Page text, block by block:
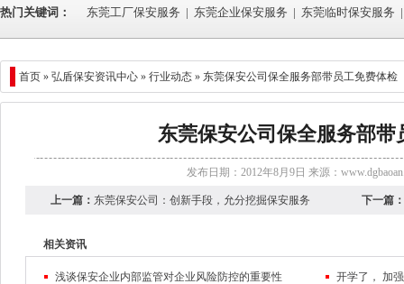
热门关键词： 东莞工厂保安服务 | 东莞企业保安服务 | 东莞临时保安服务 |
首页 » 弘盾保安资讯中心 » 行业动态 » 东莞保安公司保全服务部带员工免费体检
东莞保安公司保全服务部带
发布日期：2012年8月9日 来源：
上一篇： 东莞保安公司：创新手段，允分挖掘保安服务 下一篇：
相关资讯
浅谈保安企业内部监管对企业风险防控的重要性